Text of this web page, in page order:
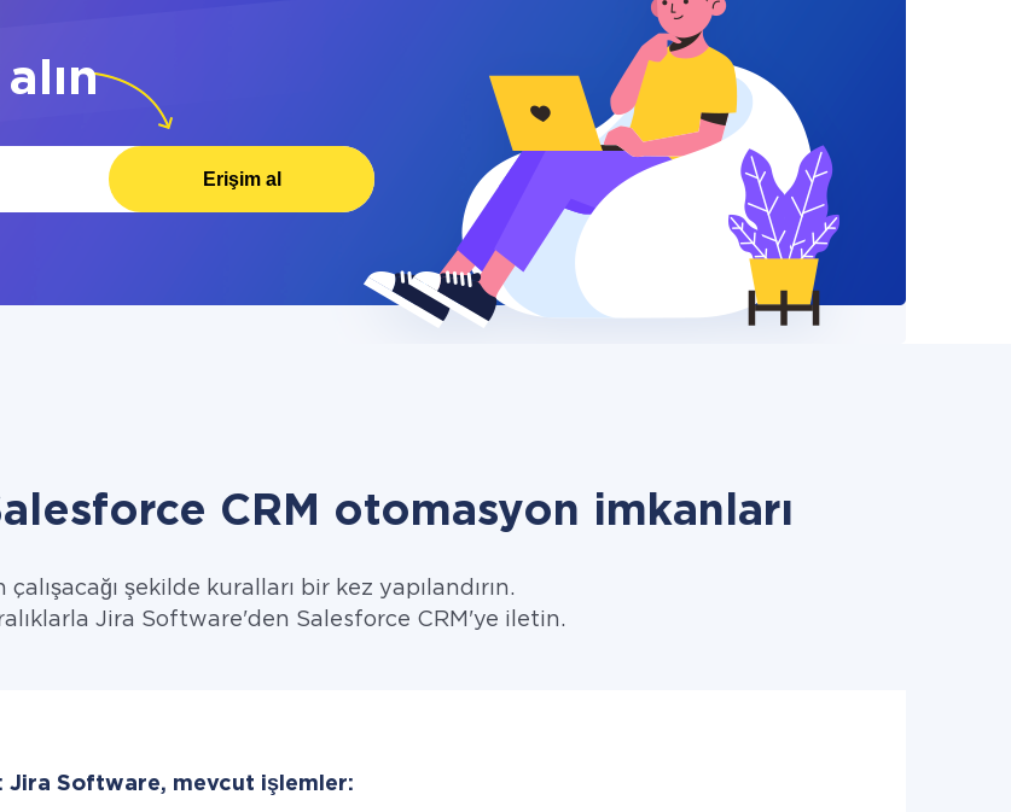
Erişim al
CRM otomasyon imkanları
şekilde kuralları bir kez yapılandırın.
Jira Software'den Salesforce CRM'ye iletin.
Jira Software, mevcut işlemler: